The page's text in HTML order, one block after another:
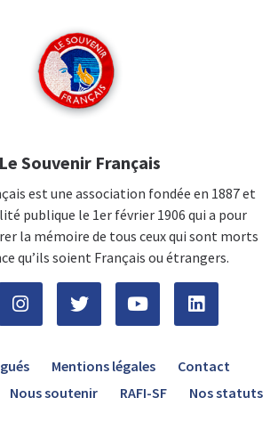
Le Souvenir Français
est une association fondée en 1887 et
publique le 1er février 1906 qui a pour
la mémoire de tous ceux qui sont morts
qu’ils soient Français ou étrangers.
Mentions légales
Contact
Nous soutenir RAFI-SF Nos statuts